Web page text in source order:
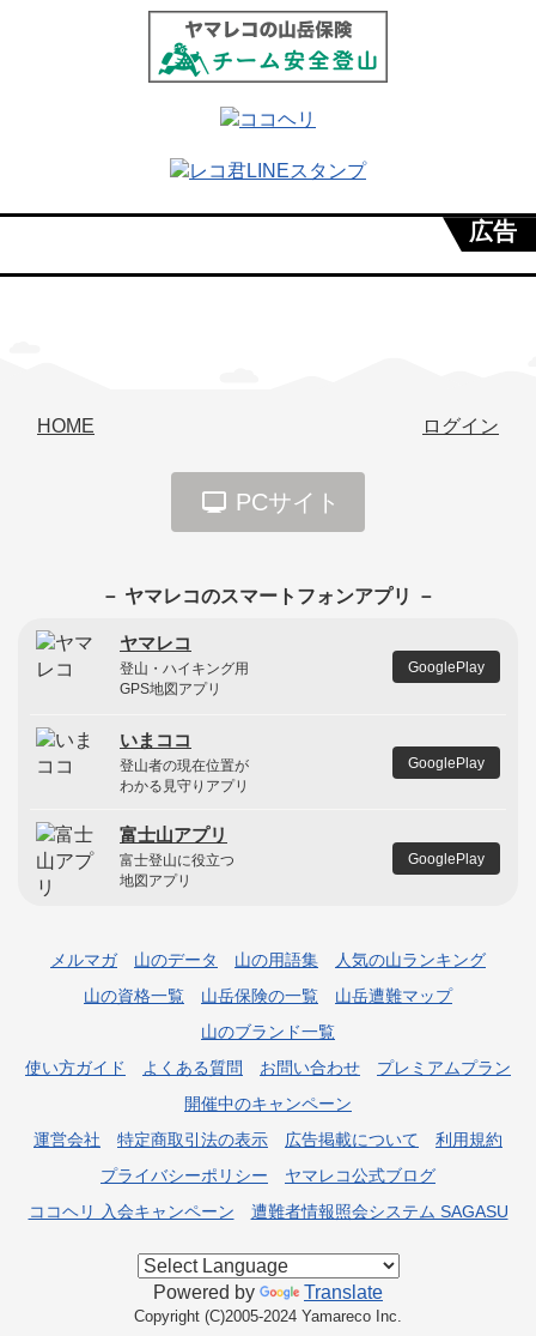
広告
HOME ログイン
PCサイト
－ ヤマレコのスマートフォンアプリ －
ヤマレコ
登山・ハイキング用
GPS地図アプリ
GooglePlay
いまココ
登山者の現在位置が
わかる見守りアプリ
GooglePlay
富士山アプリ
富士登山に役立つ
地図アプリ
GooglePlay
メルマガ 山のデータ 山の用語集
人気の山ランキング
山の資格一覧
山岳保険の一覧
山岳遭難マップ
山のブランド一覧
使い方ガイド
よくある質問 お問い合わせ
プレミアムプラン
開催中のキャンペーン
運営会社
特定商取引法の表示 広告掲載について
利用規約
プライバシーポリシー
ヤマレコ公式ブログ
ココヘリ 入会キャンペーン
遭難者情報照会システム SAGASU
Powered by Translate
Copyright (C)2005-2024 Yamareco Inc.